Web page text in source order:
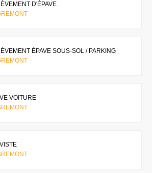
D'ÉPAVE
ÉPAVE SOUS-SOL / PARKING
VOITURE